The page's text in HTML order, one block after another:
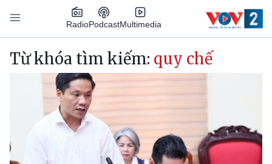
Nhảy đến nội dung
RadioPodcastMultimedia
Main navigation
Từ khóa tìm kiếm: quy chế